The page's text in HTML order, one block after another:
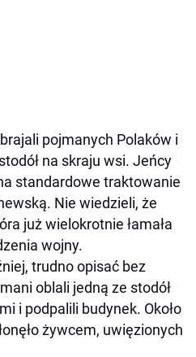
pojmanych Polaków i
na skraju wsi. Jeńcy
standardowe traktowanie
Nie wiedzieli, że
już wielokrotnie łamała
wojny.
trudno opisać bez
oblali jedną ze stodół
i podpalili budynek. Około
żywcem, uwięzionych